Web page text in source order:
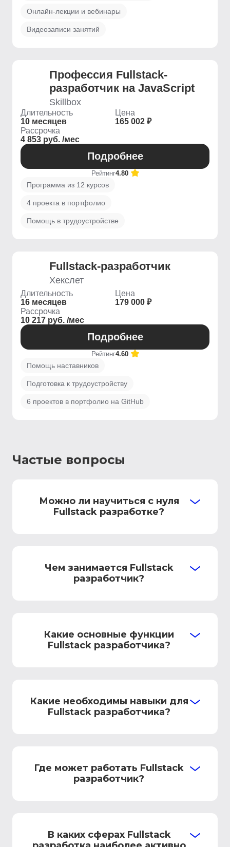
Онлайн-лекции и вебинары
Видеозаписи занятий
Профессия Fullstack-
разработчик на JavaScript
Skillbox
Длительность
10 месяцев
Цена
165 002 ₽
Рассрочка
4 853 руб. /мес
Подробнее
Рейтинг4.80
Программа из 12 курсов
4 проекта в портфолио
Помощь в трудоустройстве
Fullstack-разработчик
Хекслет
Длительность
16 месяцев
Цена
179 000 ₽
Рассрочка
10 217 руб. /мес
Подробнее
Рейтинг4.60
Помощь наставников
Подготовка к трудоустройству
6 проектов в портфолио на GitHub
Частые вопросы
Можно ли научиться с нуля
Fullstack разработке?
Чем занимается Fullstack
разработчик?
Какие основные функции
Fullstack разработчика?
Какие необходимы навыки для
Fullstack разработчика?
Где может работать Fullstack
разработчик?
В каких сферах Fullstack